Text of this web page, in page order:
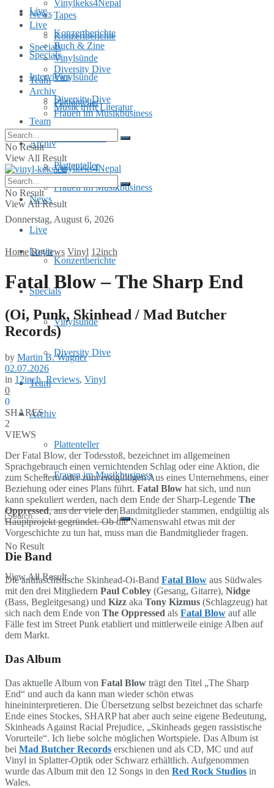
Live
Konzertberichte
Specials
Vinylsünde
Diversity Dive
Team
Archiv
Plattenteller
Frauen im Musikbusiness
Donnerstag, August 6, 2026
Login
Tapes
Buch & Zine
Interviews
Musik trifft Literatur
Vinylkeks4Nepal
News
Live
Konzertberichte
Specials
Vinylsünde
Diversity Dive
Team
Archiv
Plattenteller
Frauen im Musikbusiness
No Result
View All Result
Vinylkeks4Nepal
News
Live
Konzertberichte
Specials
Vinylsünde
Diversity Dive
Team
Archiv
Plattenteller
Frauen im Musikbusiness
No Result
View All Result
No Result
View All Result
Home Reviews Vinyl 12inch
Fatal Blow – The Sharp End
(Oi, Punk, Skinhead / Mad Butcher
Records)
by Martin B. Wagner
02.07.2026
in 12inch,Reviews, Vinyl
0
0
SHARES
2
VIEWS
Der Fatal Blow, der Todesstoß, bezeichnet im allgemeinen
Sprachgebrauch einen vernichtenden Schlag oder eine Aktion, die
zum Scheitern oder zum endgültigen Aus eines Unternehmens, einer
Beziehung oder eines Plans führt. Fatal Blow hat sich, und nun
kann spekuliert werden, nach dem Ende der Sharp-Legende The
Oppressed, aus der viele der Bandmitglieder stammen, endgültig als
Hauptprojekt gegründet. Ob die Namenswahl etwas mit der
Vorgeschichte zu tun hat, muss man die Bandmitglieder fragen.
Die Band
Die antifaschistische Skinhead-Oi-Band Fatal Blow aus Südwales
mit den drei Mitgliedern Paul Cobley (Gesang, Gitarre), Nidge
(Bass, Begleitgesang) und Kizz aka Tony Kizmus (Schlagzeug) hat
sich nach dem Ende von The Oppressed als Fatal Blow auf alle
Fälle fest im Street Punk etabliert und mittlerweile einige Alben auf
dem Markt.
Das Album
Das aktuelle Album von Fatal Blow trägt den Titel „The Sharp
End“ und auch da kann man wieder schön etwas
hineininterpretieren. Die Übersetzung selbst bezeichnet das scharfe
Ende eines Stockes, SHARP hat aber auch seine eigene Bedeutung,
Skinheads Against Racial Prejudice, „Skinheads gegen rassistische
Vorurteile“. Ich liebe solche möglichen Wortspiele. Das Album ist
bei Mad Butcher Records erschienen und als CD, MC und auf
Vinyl in Splatter-Optik oder Schwarz erhältlich. Aufgenommen
wurde das Album mit den 12 Songs in den Red Rock Studios in
Wales.